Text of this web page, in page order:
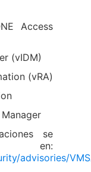
Access
(vIDM)
(vRA)
se
en:
advisories/